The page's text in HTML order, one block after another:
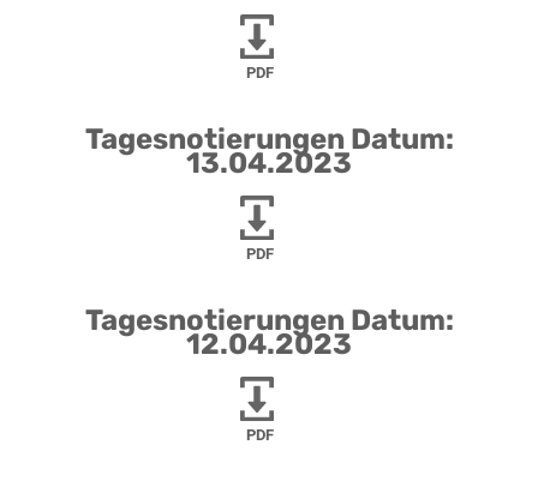
PDF
Tagesnotierungen Datum:
13.04.2023
PDF
Tagesnotierungen Datum:
12.04.2023
PDF